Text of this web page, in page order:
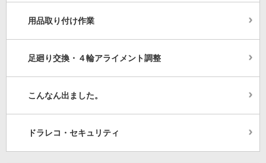
用品取り付け作業
足廻り交換・４輪アライメント調整
こんなん出ました。
ドラレコ・セキュリティ